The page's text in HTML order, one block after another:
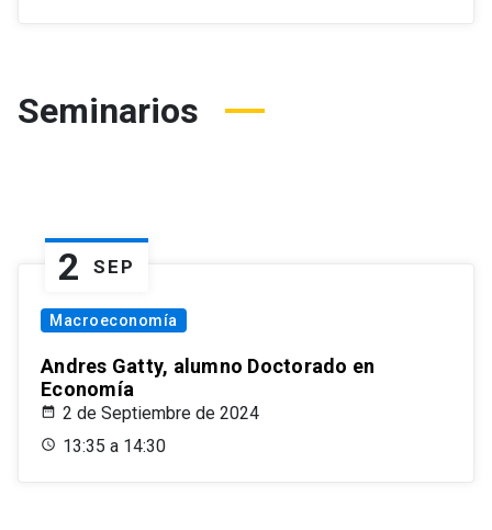
Seminarios
2 SEP
Macroeconomía
Andres Gatty, alumno Doctorado en
Economía
2 de Septiembre de 2024
13:35 a 14:30